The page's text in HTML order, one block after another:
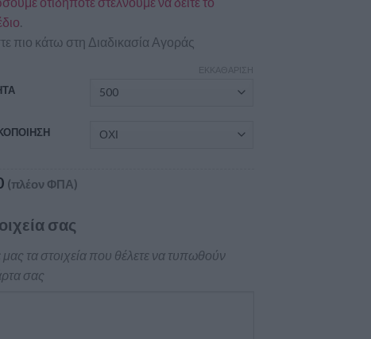
πιο κάτω στη Διαδικασία Αγοράς
(πλέον ΦΠΑ)
σας
τα στοιχεία που θέλετε να τυπωθούν
σας